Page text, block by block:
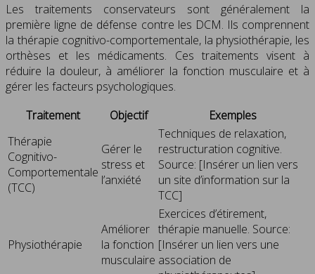
Les traitements conservateurs sont généralement la
première ligne de défense contre les DCM. Ils comprennent
la thérapie cognitivo-comportementale, la physiothérapie, les
orthèses et les médicaments. Ces traitements visent à
réduire la douleur, à améliorer la fonction musculaire et à
gérer les facteurs psychologiques.
Traitement
Objectif
Exemples
Thérapie
Cognitivo-
Comportementale
(TCC)
Gérer le
stress et
l’anxiété
Techniques de relaxation,
restructuration cognitive.
Source: [Insérer un lien vers
un site d’information sur la
TCC]
Physiothérapie
Améliorer
la fonction
musculaire
Exercices d’étirement,
thérapie manuelle. Source:
[Insérer un lien vers une
association de